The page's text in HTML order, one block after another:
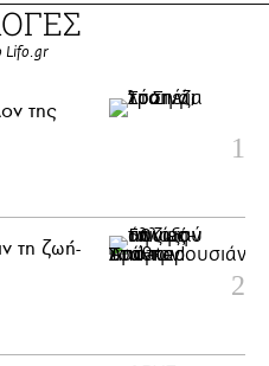
Lifo.gr
της
τη ζωή-